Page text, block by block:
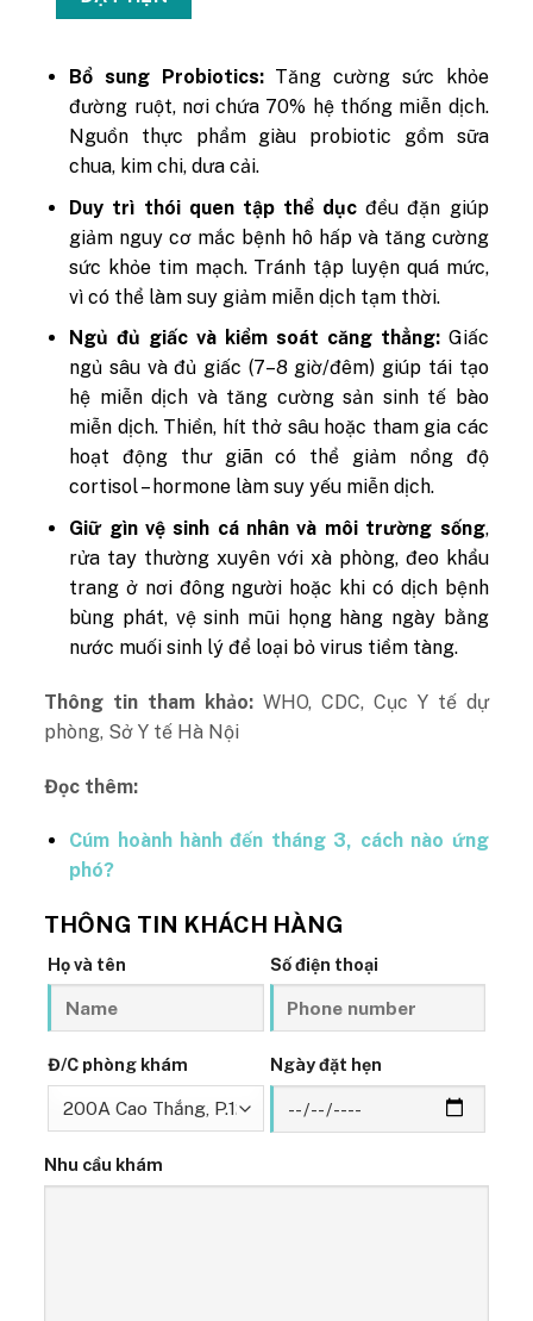
Bổ sung Probiotics:Tăng cường sức khỏe
đường ruột, nơi chứa 70% hệ thống miễn dịch.
Nguồn thực phẩm giàu probiotic gồm sữa
chua, kim chi, dưa cải.
Duy trì thói quen tập thể dục đều đặn giúp
giảm nguy cơ mắc bệnh hô hấp và tăng cường
sức khỏe tim mạch. Tránh tập luyện quá mức,
vì có thể làm suy giảm miễn dịch tạm thời.
Ngủ đủ giấc và kiểm soát căng thẳng:Giấc
ngủ sâu và đủ giấc (7–8 giờ/đêm) giúp tái tạo
hệ miễn dịch và tăng cường sản sinh tế bào
miễn dịch. Thiền, hít thở sâu hoặc tham gia các
hoạt động thư giãn có thể giảm nồng độ
cortisol – hormone làm suy yếu miễn dịch.
Giữ gìn vệ sinh cá nhân và môi trường sống,
rửa tay thường xuyên với xà phòng, đeo khẩu
trang ở nơi đông người hoặc khi có dịch bệnh
bùng phát, vệ sinh mũi họng hàng ngày bằng
nước muối sinh lý để loại bỏ virus tiềm tàng.
Thông tin tham khảo:WHO, CDC, Cục Y tế dự
phòng, Sở Y tế Hà Nội
Đọc thêm:
Cúm hoành hành đến tháng 3, cách nào ứng
phó?
THÔNG TIN KHÁCH HÀNG
Họ và tên Số điện thoại
Đ/C phòng khám Ngày đặt hẹn
Nhu cầu khám